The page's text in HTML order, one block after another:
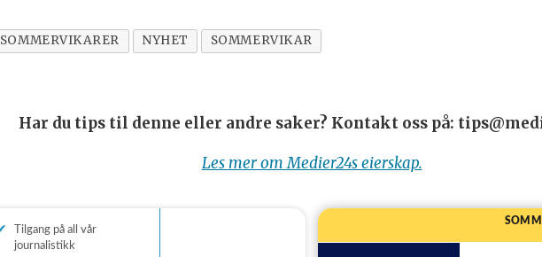
SOMMERVIKARER NYHET SOMMERVIKAR
Har du tips til denne eller andre saker? Kontakt oss på:
Les mer om Medier24s eierskap.
Tilgang på all vår
journalistikk